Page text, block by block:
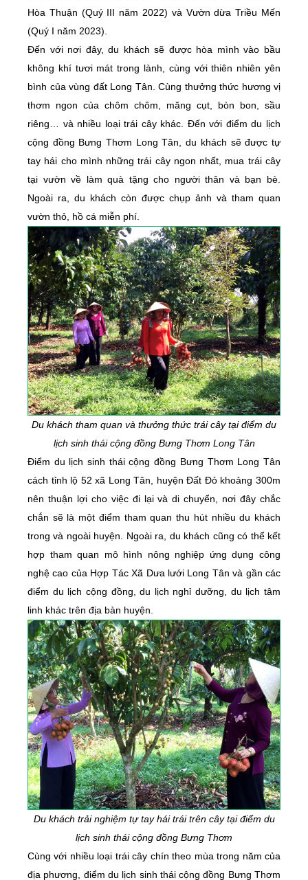
Hòa Thuận (Quý III năm 2022) và Vườn dừa Triều Mến
(Quý I năm 2023).
Đến với nơi đây, du khách sẽ được hòa mình vào bầu
không khí tươi mát trong lành, cùng với thiên nhiên yên
bình của vùng đất Long Tân. Cùng thưởng thức hương vị
thơm ngon của chôm chôm, măng cụt, bòn bon, sầu
riêng… và nhiều loại trái cây khác. Đến với điểm du lịch
cộng đồng Bưng Thơm Long Tân, du khách sẽ được tự
tay hái cho mình những trái cây ngon nhất, mua trái cây
tại vườn về làm quà tặng cho người thân và bạn bè.
Ngoài ra, du khách còn được chụp ảnh và tham quan
vườn thỏ, hồ cá miễn phí.
Du khách tham quan và thưởng thức trái cây tại điểm du
lịch sinh thái cộng đồng Bưng Thơm Long Tân
Điểm du lịch sinh thái cộng đồng Bưng Thơm Long Tân
cách tỉnh lộ 52 xã Long Tân, huyện Đất Đỏ khoảng 300m
nên thuận lợi cho việc đi lại và di chuyển, nơi đây chắc
chắn sẽ là một điểm tham quan thu hút nhiều du khách
trong và ngoài huyện. Ngoài ra, du khách cũng có thể kết
hợp tham quan mô hình nông nghiệp ứng dụng công
nghệ cao của Hợp Tác Xã Dưa lưới Long Tân và gần các
điểm du lịch cộng đồng, du lịch nghỉ dưỡng, du lịch tâm
linh khác trên địa bàn huyện.
Du khách trải nghiệm tự tay hái trái trên cây tại điểm du
lịch sinh thái cộng đồng Bưng Thơm
Cùng với nhiều loại trái cây chín theo mùa trong năm của
địa phương, điểm du lịch sinh thái cộng đồng Bưng Thơm